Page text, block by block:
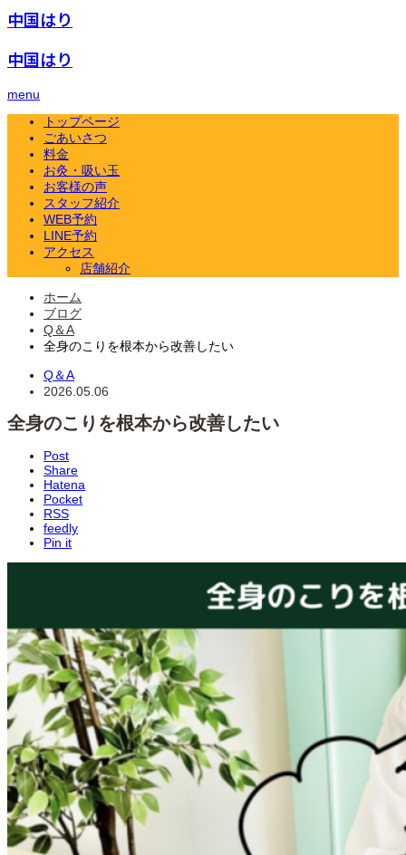
中国はり
中国はり
menu
トップページ
ごあいさつ
料金
お灸・吸い玉
お客様の声
スタッフ紹介
WEB予約
LINE予約
アクセス
店舗紹介
ホーム
ブログ
Q＆A
全身のこりを根本から改善したい
Q＆A
2026.05.06
全身のこりを根本から改善したい
Post
Share
Hatena
Pocket
RSS
feedly
Pin it